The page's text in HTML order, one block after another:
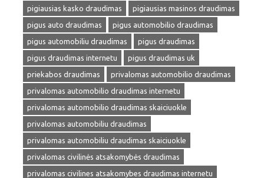
pigiausias kasko draudimas
pigiausias masinos draudimas
pigus auto draudimas
pigus automobilio draudimas
pigus automobiliu draudimas
pigus draudimas
pigus draudimas internetu
pigus draudimas uk
priekabos draudimas
privalomas automobilio draudimas
privalomas automobilio draudimas internetu
privalomas automobilio draudimas skaiciuokle
privalomas automobiliu draudimas
privalomas automobiliu draudimas skaiciuokle
privalomas civilinės atsakomybės draudimas
privalomas civilines atsakomybes draudimas internetu